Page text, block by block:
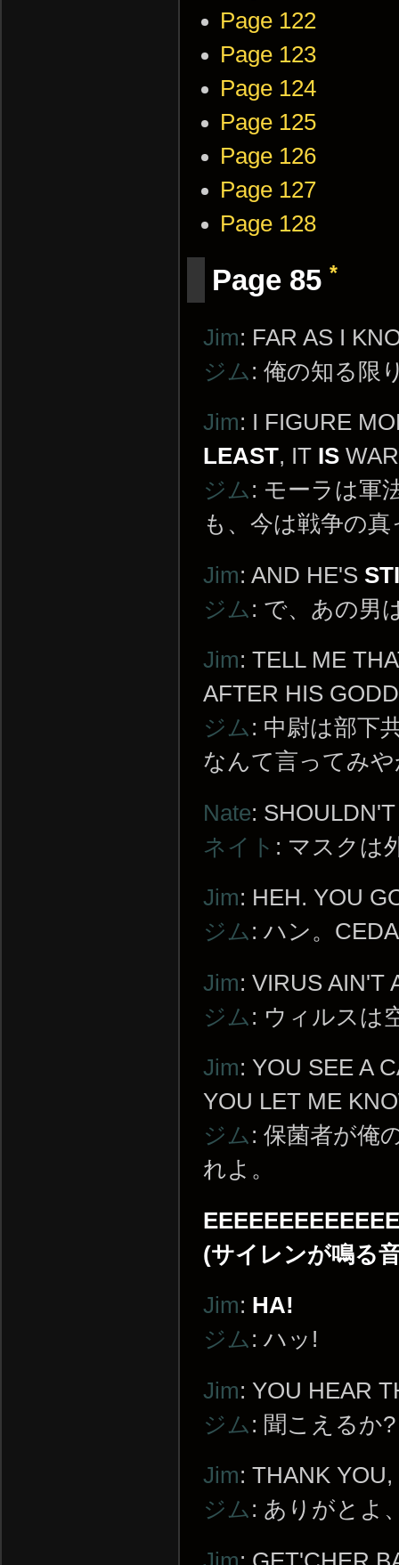
Page 122
Page 123
Page 124
Page 125
Page 126
Page 127
Page 128
Page 85 *
Jim: FAR AS I
ジム : 俺の知る限
Jim: I FIGURE
LEAST, IT IS
ジム : モーラは軍
も、今は戦争の
Jim: AND HE'S
ジム : で、あの男
Jim: TELL ME
AFTER HIS
ジム : 中尉は部下
なんて言ってみ
Nate:
ネイト : マスクは
Jim: HEH. YOU
ジム : ハン。
Jim: VIRUS AIN'T
ジム : ウィルスは
Jim: YOU SEE A
YOU LET ME
ジム : 保菌者が俺
れよ。
(サイレンが鳴る
Jim: HA!
ジム : ハッ!
Jim: YOU HEAR
ジム : 聞こえるか?
Jim: THANK
ジム : ありがとよ